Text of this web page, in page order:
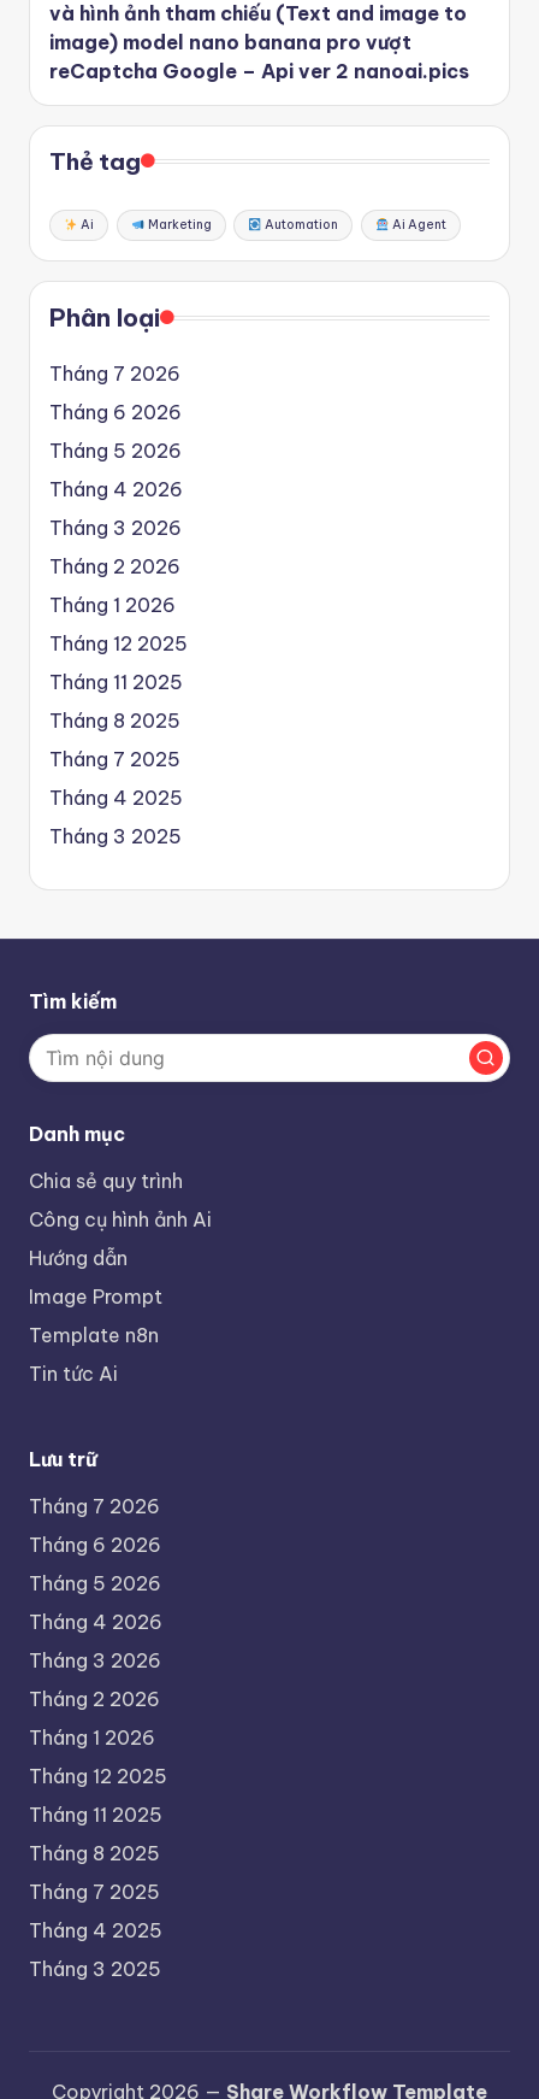
và hình ảnh tham chiếu (Text and image to
image) model nano banana pro vượt
reCaptcha Google – Api ver 2 nanoai.pics
Thẻ tag
Ai Marketing Automation Ai Agent
Phân loại
Tháng 7 2026
Tháng 6 2026
Tháng 5 2026
Tháng 4 2026
Tháng 3 2026
Tháng 2 2026
Tháng 1 2026
Tháng 12 2025
Tháng 11 2025
Tháng 8 2025
Tháng 7 2025
Tháng 4 2025
Tháng 3 2025
Tìm kiếm
Danh mục
Chia sẻ quy trình
Công cụ hình ảnh Ai
Hướng dẫn
Image Prompt
Template n8n
Tin tức Ai
Lưu trữ
Tháng 7 2026
Tháng 6 2026
Tháng 5 2026
Tháng 4 2026
Tháng 3 2026
Tháng 2 2026
Tháng 1 2026
Tháng 12 2025
Tháng 11 2025
Tháng 8 2025
Tháng 7 2025
Tháng 4 2025
Tháng 3 2025
Copyright 2026 — Share Workflow Template